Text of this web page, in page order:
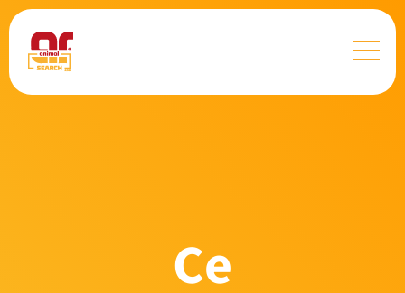
Ce